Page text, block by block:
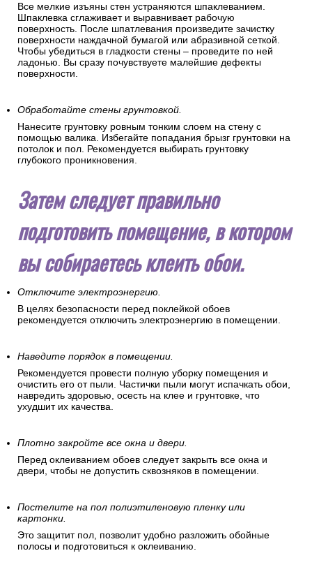
Все мелкие изъяны стен устраняются шпаклеванием.
Шпаклевка сглаживает и выравнивает рабочую
поверхность. После шпатлевания произведите зачистку
поверхности наждачной бумагой или абразивной сеткой.
Чтобы убедиться в гладкости стены – проведите по ней
ладонью. Вы сразу почувствуете малейшие дефекты
поверхности.
Обработайте стены грунтовкой.
Нанесите грунтовку ровным тонким слоем на стену с
помощью валика. Избегайте попадания брызг грунтовки на
потолок и пол. Рекомендуется выбирать грунтовку
глубокого проникновения.
Затем следует правильно
подготовить помещение, в котором
вы собираетесь клеить обои.
Отключите электроэнергию.
В целях безопасности перед поклейкой обоев
рекомендуется отключить электроэнергию в помещении.
Наведите порядок в помещении.
Рекомендуется провести полную уборку помещения и
очистить его от пыли. Частички пыли могут испачкать обои,
навредить здоровью, осесть на клее и грунтовке, что
ухудшит их качества.
Плотно закройте все окна и двери.
Перед оклеиванием обоев следует закрыть все окна и
двери, чтобы не допустить сквозняков в помещении.
Постелите на пол полиэтиленовую пленку или
картонки.
Это защитит пол, позволит удобно разложить обойные
полосы и подготовиться к оклеиванию.